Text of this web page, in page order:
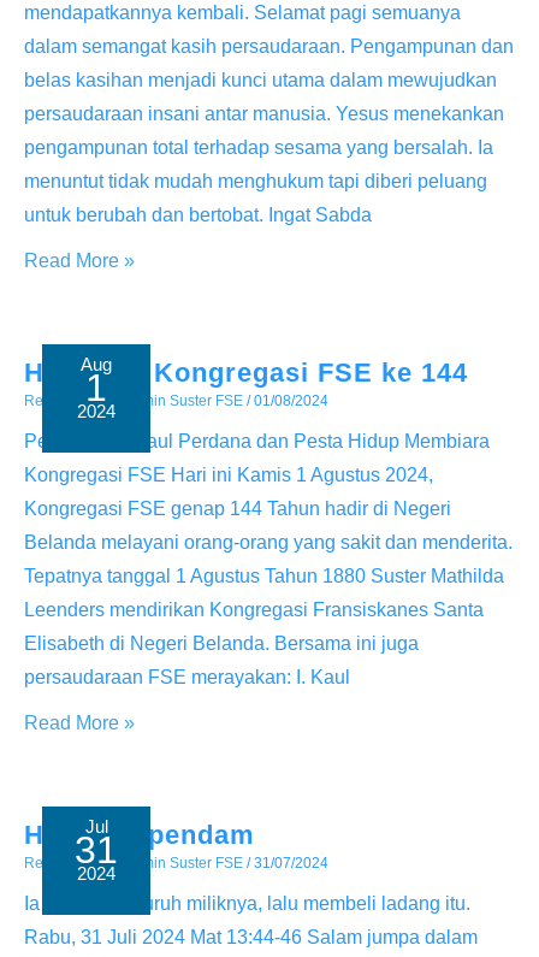
mendapatkannya kembali. Selamat pagi semuanya
dalam semangat kasih persaudaraan. Pengampunan dan
belas kasihan menjadi kunci utama dalam mewujudkan
persaudaraan insani antar manusia. Yesus menekankan
pengampunan total terhadap sesama yang bersalah. Ia
menuntut tidak mudah menghukum tapi diberi peluang
untuk berubah dan bertobat. Ingat Sabda
Menegur
Read More »
Aug
1
2024
Hari Jadi Kongregasi FSE ke 144
Renungan/ By Admin Suster FSE /01/08/2024
Pengikraran Kaul Perdana dan Pesta Hidup Membiara
Kongregasi FSE Hari ini Kamis 1 Agustus 2024,
Kongregasi FSE genap 144 Tahun hadir di Negeri
Belanda melayani orang-orang yang sakit dan menderita.
Tepatnya tanggal 1 Agustus Tahun 1880 Suster Mathilda
Leenders mendirikan Kongregasi Fransiskanes Santa
Elisabeth di Negeri Belanda. Bersama ini juga
persaudaraan FSE merayakan: I. Kaul
Hari
FSE
ke
Read More »
Jul
31
2024
Harta Terpendam
Renungan/ By Admin Suster FSE /31/07/2024
Ia menjual seluruh miliknya, lalu membeli ladang itu.
Rabu, 31 Juli 2024 Mat 13:44-46 Salam jumpa dalam